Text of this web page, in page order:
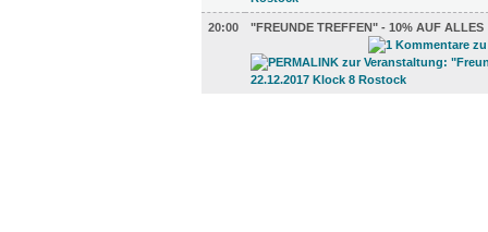
20:00 "FREUNDE TREFFEN" - 10% AUF ALLES